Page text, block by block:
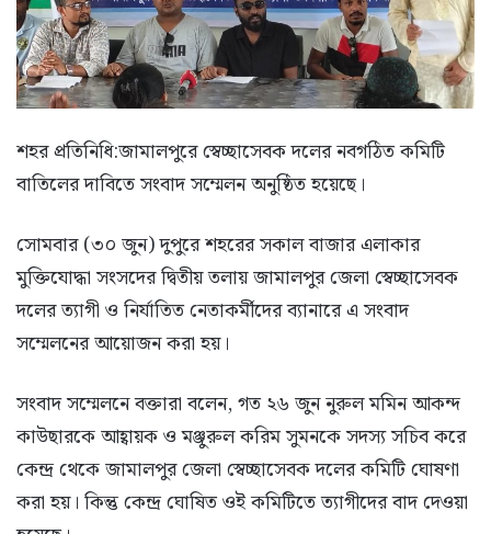
শহর প্রতিনিধি:জামালপুরে স্বেচ্ছাসেবক দলের নবগঠিত কমিটি
বাতিলের দাবিতে সংবাদ সম্মেলন অনুষ্ঠিত হয়েছে।
সোমবার (৩০ জুন) দুপুরে শহরের সকাল বাজার এলাকার
মুক্তিযোদ্ধা সংসদের দ্বিতীয় তলায় জামালপুর জেলা স্বেচ্ছাসেবক
দলের ত্যাগী ও নির্যাতিত নেতাকর্মীদের ব্যানারে এ সংবাদ
সম্মেলনের আয়োজন করা হয়।
সংবাদ সম্মেলনে বক্তারা বলেন, গত ২৬ জুন নুরুল মমিন আকন্দ
কাউছারকে আহ্বায়ক ও মঞ্জুরুল করিম সুমনকে সদস্য সচিব করে
কেন্দ্র থেকে জামালপুর জেলা স্বেচ্ছাসেবক দলের কমিটি ঘোষণা
করা হয়। কিন্তু কেন্দ্র ঘোষিত ওই কমিটিতে ত্যাগীদের বাদ দেওয়া